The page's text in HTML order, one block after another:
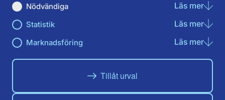
Nödvändiga Läs merom
Statistik Läs merom
Marknadsföring Läs merom
Tillåt urval
Du hittar oss här på sociala medier
Facebook
Instagram